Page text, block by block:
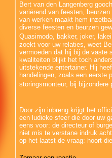
Bert van den Langenberg
variërend van feesten,
van werken maakt hem
diverse feesten en beurzen
Quasimodo, bakker, joker,
zoekt voor uw relaties, weet
vermoeden dat hij bij de vaste
kwaliteiten blijkt het toch
uitstekende entertainer. Hij
handelingen, zoals een eerste
storingsmonteur, bij bijzondere
Door zijn inbreng krijgt het
een ludieke sfeer die door uw
eens voor: de directeur of
niet mis te verstane indruk
op het laatst de vraag: hoort